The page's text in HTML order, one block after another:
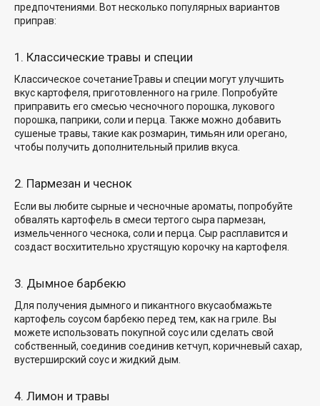
предпочтениями. Вот несколько популярных вариантов
приправ:
1. Классические травы и специи
Классическое сочетаниеТравы и специи могут улучшить
вкус картофеля, приготовленного на гриле. Попробуйте
приправить его смесью чесночного порошка, лукового
порошка, паприки, соли и перца. Также можно добавить
сушеные травы, такие как розмарин, тимьян или орегано,
чтобы получить дополнительный прилив вкуса.
2. Пармезан и чеснок
Если вы любите сырные и чесночные ароматы, попробуйте
обвалять картофель в смеси тертого сыра пармезан,
измельченного чеснока, соли и перца. Сыр расплавится и
создаствосхитительно хрустящую корочку на картофеля.
3. Дымное барбекю
Для получения дымного и пикантного вкусаобмажьте
картофель соусом барбекю перед тем, какна гриле. Вы
можете использовать покупной соусили сделать свой
собственный, соединив соединив кетчуп, коричневый сахар,
вустерширский соус и жидкий дым.
4. Лимон и травы